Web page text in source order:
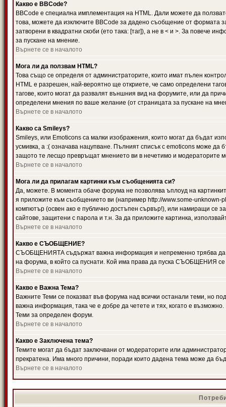
Какво е BBCode?
BBCode е специална имплементация на HTML. Дали можете да
това, можете да изключите BBCode за дадено съобщение от формата
затворени в квадратни скоби (ето така: [таг]), а не в < и >. За повече
за пускане на мнение.
Върнете се в началото
Мога ли да ползвам HTML?
Това също се определя от администраторите, които имат пълен
HTML е разрешен, най-вероятно ще откриете, че само определени
тагове, които могат да развалят външния вид на форумите, или да
определени мнения по ваше желание (от страницата за пускане на
Върнете се в началото
Какво са Smileys?
Smileys, или Emoticons са малки изображения, които могат да бъдат
усмивка, а :( означава нацупване. Пълният списък с emoticons може да
защото те лесщо превръщат мнението ви в нечетимо и модераторите
Върнете се в началото
Мога ли да прилагам картинки към съобщенията си?
Да, можете. В момента обаче форума не позволява ъплоуд на
я приложите към съобщението ви (например http://www.some-
компютър (освен ако е публично достъпен сървър!), или намиращи се
сайтове, защитени с парола и т.н. За да приложите картинка,
Върнете се в началото
Какво е СЪОБЩЕНИЕ?
СЪОБЩЕНИЯТА съдържат важна информация и непременно трябва да
на форума, в който са пуснати. Кой има права да пуска СЪОБЩЕНИЯ се
Върнете се в началото
Какво е Важна Тема?
Важните Теми се показват във форума над всички останали теми,
важна информация, така че е добре да четете и тях, когато е
Теми за определен форум.
Върнете се в началото
Какво е Заключена тема?
Темите могат да бъдат заключвани от модераторите или
прекратена. Има много причини, поради които дадена тема може да
Върнете се в началото